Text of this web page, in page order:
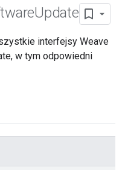
Update
interfejsy Weave
w tym odpowiedni